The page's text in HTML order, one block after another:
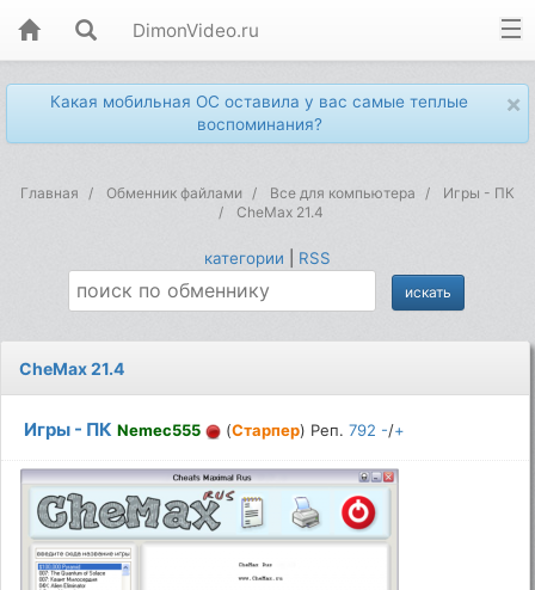
DimonVideo.ru
×
Какая мобильная ОС оставила у вас самые теплые
воспоминания?
Главная Обменник файлами Все для компьютера
Игры - ПК
CheMax 21.4
категории RSS
CheMax 21.4
Игры - ПК Nemec555 (Старпер) Реп.792 -/+